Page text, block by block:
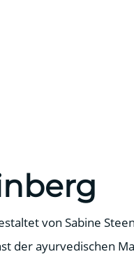
von Sabine
der ayurvedischen